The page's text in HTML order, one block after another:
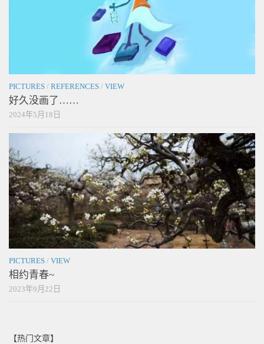
PICTURES / REFERENCES / VIEW
好久没画了……
2024年5月18日
PICTURES / VIEW
相约青春~
2023年9月22日
【热门文章】